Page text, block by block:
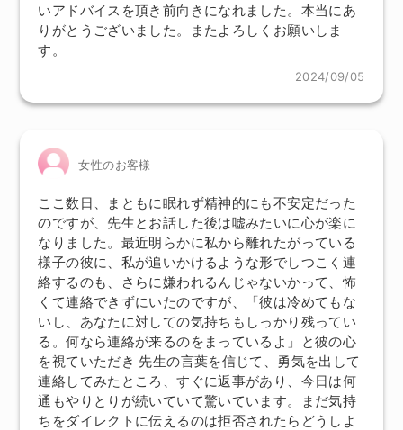
いアドバイスを頂き前向きになれました。本当にあ
りがとうございました。またよろしくお願いしま
す。
2024/09/05
女性のお客様
ここ数日、まともに眠れず精神的にも不安定だった
のですが、先生とお話した後は嘘みたいに心が楽に
なりました。最近明らかに私から離れたがっている
様子の彼に、私が追いかけるような形でしつこく連
絡するのも、さらに嫌われるんじゃないかって、怖
くて連絡できずにいたのですが、「彼は冷めてもな
いし、あなたに対しての気持ちもしっかり残ってい
る。何なら連絡が来るのをまっているよ」と彼の心
を視ていただき 先生の言葉を信じて、勇気を出して
連絡してみたところ、すぐに返事があり、今日は何
通もやりとりが続いていて驚いています。まだ気持
ちをダイレクトに伝えるのは拒否されたらどうしよ